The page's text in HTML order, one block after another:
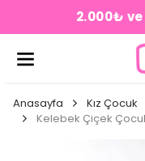
2.000₺
Anasayfa Kız Çocuk
Kelebek Çiçek